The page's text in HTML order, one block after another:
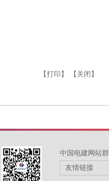
【打印】 【关闭】
中国电建网站群
友情链接